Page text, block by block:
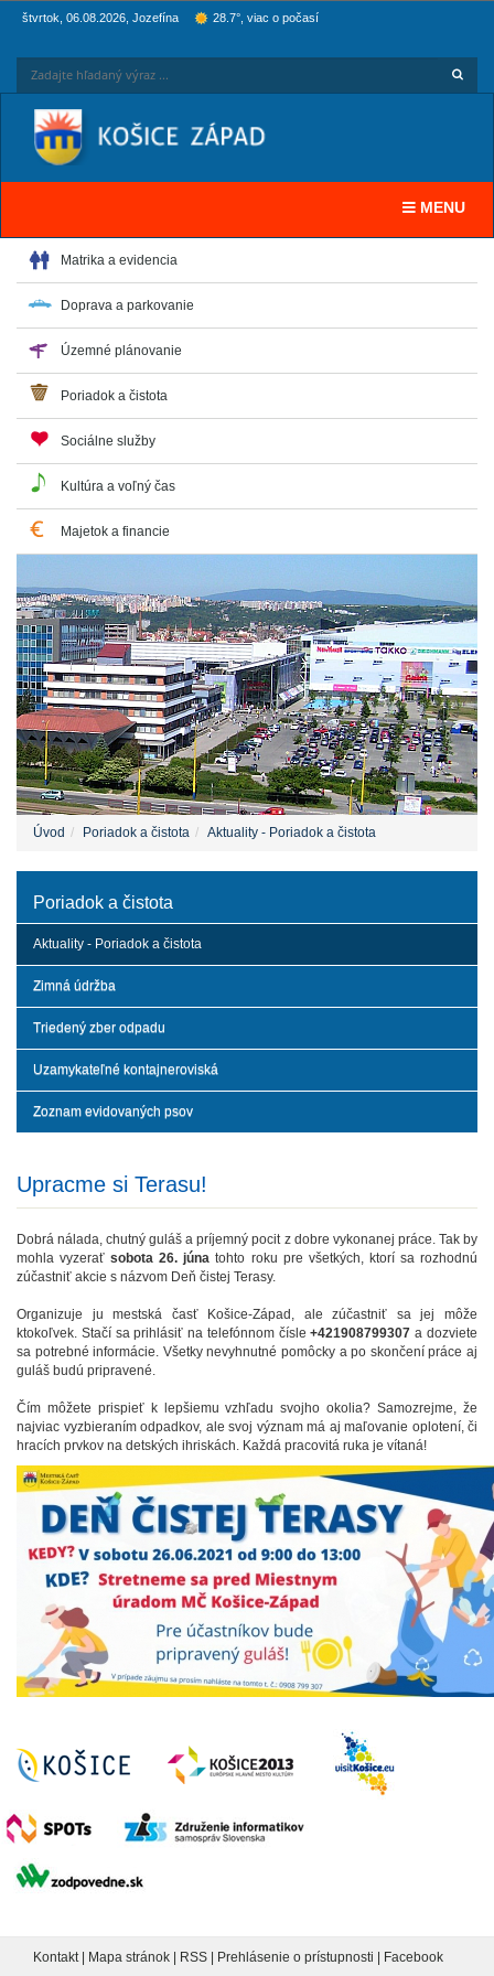
štvrtok, 06.08.2026, Jozefína 28.7°, viac o počasí
Toggle
MENU
Matrika a evidencia
Doprava a parkovanie
Územné plánovanie
Poriadok a čistota
Sociálne služby
Kultúra a voľný čas
Majetok a financie
Úvod Poriadok a čistota Aktuality - Poriadok a čistota
Poriadok a čistota
Aktuality - Poriadok a čistota
Zimná údržba
Triedený zber odpadu
Uzamykateľné kontajneroviská
Zoznam evidovaných psov
Upracme si Terasu!
Dobrá nálada, chutný guláš a príjemný pocit z dobre vykonanej práce. Tak by
mohla vyzeraťsobota 26. júna tohto roku pre všetkých, ktorí sa rozhodnú
zúčastniť akcie s názvom Deň čistej Terasy.
Organizuje ju mestská časť Košice-Západ, ale zúčastniť sa jej môže
ktokoľvek. Stačí sa prihlásiť na telefónnom čísle+421908799307 a dozviete
sa potrebné informácie. Všetky nevyhnutné pomôcky a po skončení práce aj
guláš budú pripravené.
Čím môžete prispieť k lepšiemu vzhľadu svojho okolia? Samozrejme, že
najviac vyzbieraním odpadkov, ale svoj význam má aj maľovanie oplotení, či
hracích prvkov na detských ihriskách. Každá pracovitá ruka je vítaná!
Kontakt | Mapa stránok | RSS | Prehlásenie o prístupnosti | Facebook